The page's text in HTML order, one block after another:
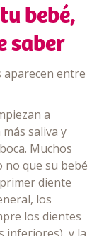
bebé,
saber
aparecen entre
a
saliva y
Muchos
no que su bebé
diente
los
los dientes